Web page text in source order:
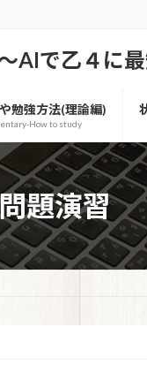
AIで乙４に
勉強方法(理論編)
How to study
題演習